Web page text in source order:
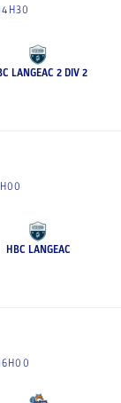
LANGEAC 2 DIV 2
HBC LANGEAC